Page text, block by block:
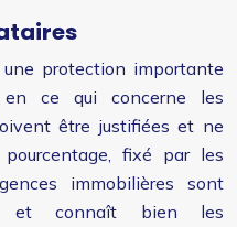
protection importante
en ce qui concerne les
être justifiées et ne
fixé par les
immobilières sont
et connaît bien les